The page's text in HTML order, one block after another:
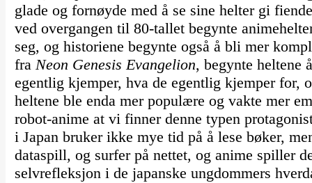
glade og fornøyde med å se sine helter gi
ved overgangen til 80-tallet begynte
seg, og historiene begynte også å bli mer
fra Neon Genesis Evangelion, begynte heltene
egentlig kjemper, hva de egentlig kjemper for,
heltene ble enda mer populære og vakte mer
robot-anime at vi finner denne typen
i Japan bruker ikke mye tid på å lese bøker,
dataspill, og surfer på nettet, og anime spiller
selvrefleksjon i de japanske ungdommers